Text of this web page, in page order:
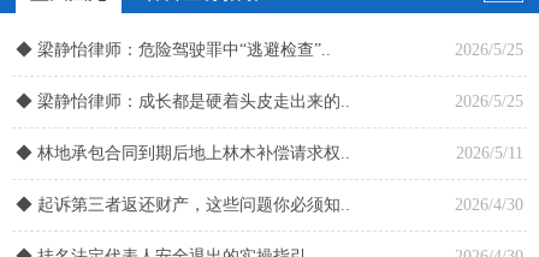
杨翠萍 杨帆 游秋红 于国